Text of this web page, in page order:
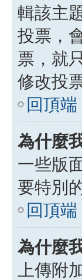
輯該主
投票，
票，就
修改投
回頂端
為什麼
一些版
要特別
回頂端
為什麼
上傳附